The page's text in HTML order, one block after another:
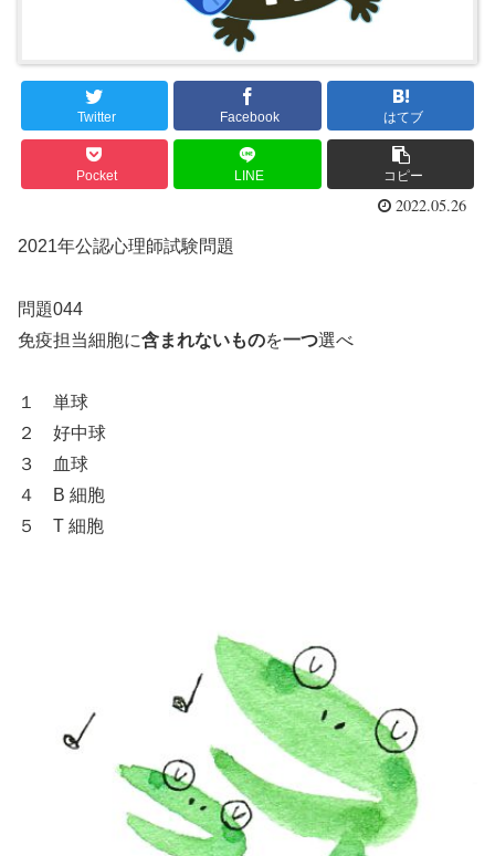
Twitter Facebook はてブ
Pocket LINE コピー
2022.05.26
2021年公認心理師試験問題
問題044
免疫担当細胞に含まれないものを一つ選べ
１ 単球
２ 好中球
３ 血球
４ B 細胞
５ T 細胞